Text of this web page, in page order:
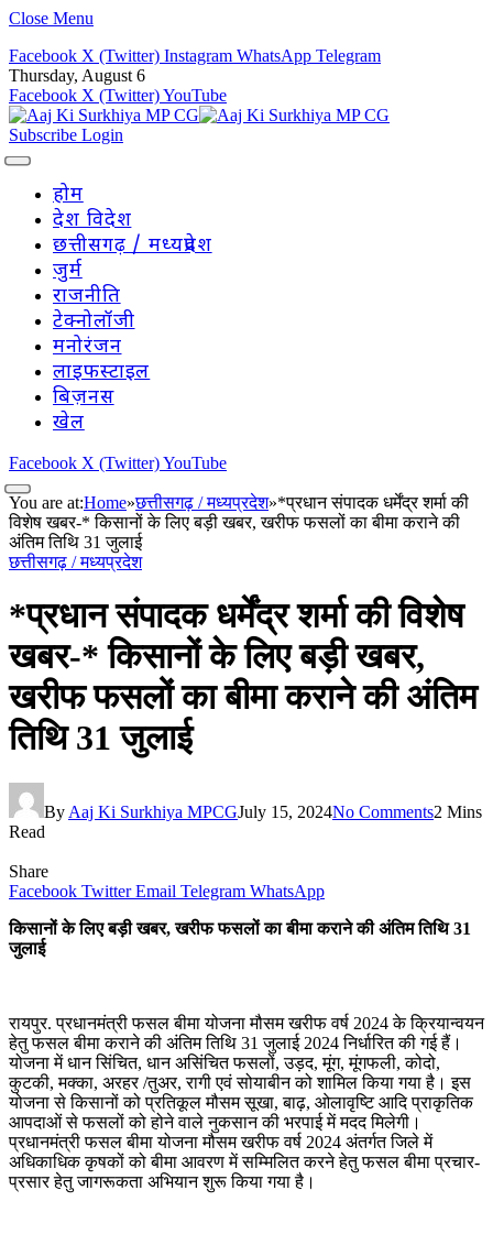
Close Menu
Facebook X (Twitter) Instagram WhatsApp Telegram
Thursday, August 6
Facebook X (Twitter)YouTube
Subscribe Login
होम
देश विदेश
छत्तीसगढ़ / मध्यप्रदेश
जुर्म
राजनीति
टेक्नोलॉजी
मनोरंजन
लाइफस्टाइल
बिज़नस
खेल
Facebook X (Twitter)YouTube
You are at:Home»छत्तीसगढ़ / मध्यप्रदेश»*प्रधान संपादक धर्मेंद्र शर्मा की
विशेष खबर-* किसानों के लिए बड़ी खबर, खरीफ फसलों का बीमा कराने की
अंतिम तिथि 31 जुलाई
छत्तीसगढ़ / मध्यप्रदेश
*प्रधान संपादक धर्मेंद्र शर्मा की विशेष
खबर-* किसानों के लिए बड़ी खबर,
खरीफ फसलों का बीमा कराने की अंतिम
तिथि 31 जुलाई
By Aaj Ki Surkhiya MPCGJuly 15, 2024No Comments2 Mins
Read
Share
Facebook Twitter Email Telegram WhatsApp
किसानों के लिए बड़ी खबर, खरीफ फसलों का बीमा कराने की अंतिम तिथि 31
जुलाई
रायपुर. प्रधानमंत्री फसल बीमा योजना मौसम खरीफ वर्ष 2024 के क्रियान्वयन
हेतु फसल बीमा कराने की अंतिम तिथि 31 जुलाई 2024 निर्धारित की गई हैं।
योजना में धान सिंचित, धान असिंचित फसलों, उड़द, मूंग, मूंगफली, कोदो,
कुटकी, मक्का, अरहर /तुअर, रागी एवं सोयाबीन को शामिल किया गया है। इस
योजना से किसानों को प्रतिकूल मौसम सूखा, बाढ़, ओलावृष्टि आदि प्राकृतिक
आपदाओं से फसलों को होने वाले नुकसान की भरपाई में मदद मिलेगी।
प्रधानमंत्री फसल बीमा योजना मौसम खरीफ वर्ष 2024 अंतर्गत जिले में
अधिकाधिक कृषकों को बीमा आवरण में सम्मिलित करने हेतु फसल बीमा प्रचार-
प्रसार हेतु जागरूकता अभियान शुरू किया गया है।